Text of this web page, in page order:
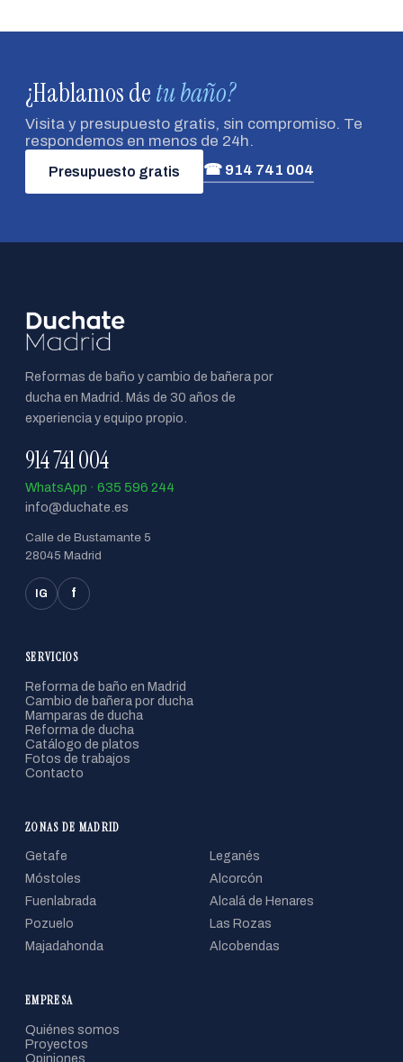
¿Hablamos detu baño?
Visita y presupuesto gratis, sin compromiso. Te
respondemos en menos de 24h.
Presupuesto gratis ☎ 914 741 004
Reformas de baño y cambio de bañera por
ducha en Madrid. Más de 30 años de
experiencia y equipo propio.
914 741 004
WhatsApp · 635 596 244
info@duchate.es
Calle de Bustamante 5
28045 Madrid
IG f
SERVICIOS
Reforma de baño en Madrid
Cambio de bañera por ducha
Mamparas de ducha
Reforma de ducha
Catálogo de platos
Fotos de trabajos
Contacto
ZONAS DE MADRID
Getafe
Leganés
Móstoles
Alcorcón
Fuenlabrada
Alcalá de Henares
Pozuelo
Las Rozas
Majadahonda
Alcobendas
EMPRESA
Quiénes somos
Proyectos
Opiniones